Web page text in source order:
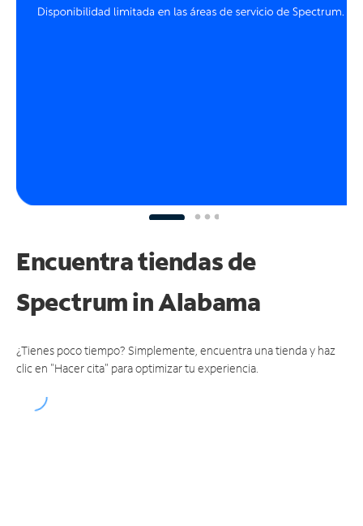
Encuentra tiendas de
Spectrumin Alabama
¿Tienes poco tiempo? Simplemente, encuentra una tienda y haz
clic en "Hacer cita" para optimizar tu experiencia.